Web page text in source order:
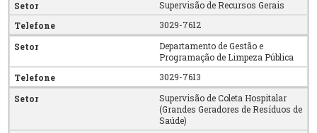
Supervisão de Recursos Gerais
3029-7612
Departamento de Gestão e
Programação de Limpeza Pública
3029-7613
Supervisão de Coleta Hospitalar
(Grandes Geradores de Resíduos de
Saúde)